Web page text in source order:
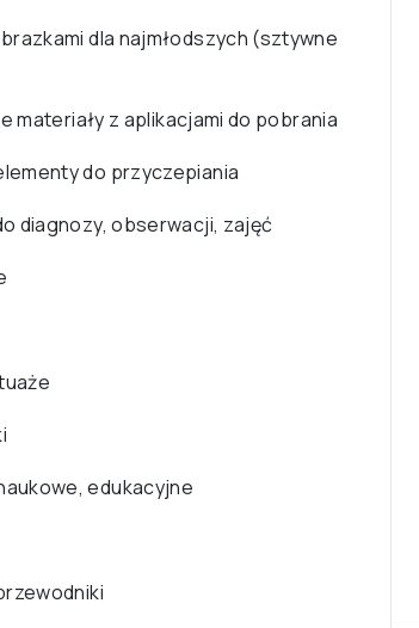
dla najmłodszych (sztywne
materiały z aplikacjami do pobrania
do przyczepiania
diagnozy, obserwacji, zajęć
edukacyjne